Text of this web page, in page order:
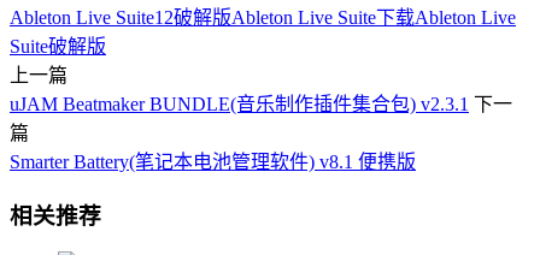
Ableton Live Suite12破解版Ableton Live Suite下载Ableton Live
Suite破解版
上一篇
uJAM Beatmaker BUNDLE(音乐制作插件集合包) v2.3.1 下一
篇
Smarter Battery(笔记本电池管理软件) v8.1 便携版
相关推荐